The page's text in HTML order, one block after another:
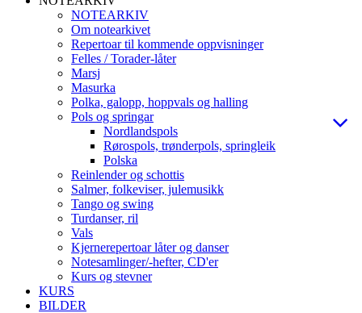
NOTEARKIV
Om notearkivet
Repertoar til kommende oppvisninger
Felles / Torader-låter
Marsj
Masurka
Polka, galopp, hoppvals og halling
Pols og springar
Nordlandspols
Rørospols, trønderpols, springleik
Polska
Reinlender og schottis
Salmer, folkeviser, julemusikk
Tango og swing
Turdanser, ril
Vals
Kjernerepertoar låter og danser
Notesamlinger/-hefter, CD'er
Kurs og stevner
KURS
BILDER